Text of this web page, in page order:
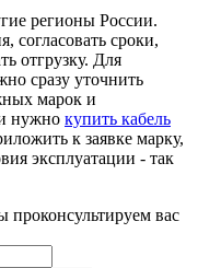
регионы России.
согласовать сроки,
отгрузку. Для
сразу уточнить
марок и
нужно купить кабель
к заявке марку,
эксплуатации - так
вас